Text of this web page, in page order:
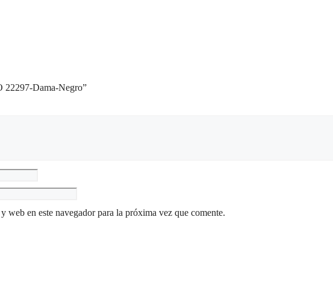
22297-Dama-Negro”
web en este navegador para la próxima vez que comente.